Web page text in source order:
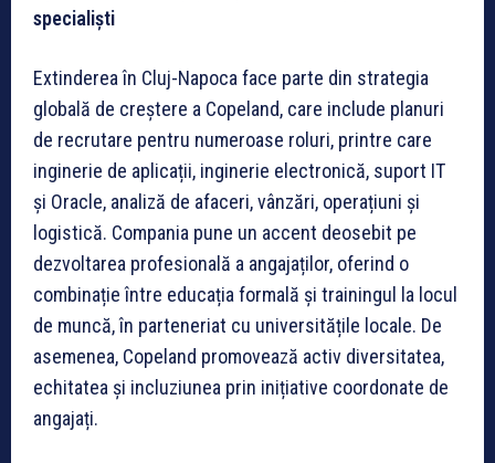
specialiști
Extinderea în Cluj-Napoca face parte din strategia
globală de creștere a Copeland, care include planuri
de recrutare pentru numeroase roluri, printre care
inginerie de aplicații, inginerie electronică, suport IT
și Oracle, analiză de afaceri, vânzări, operațiuni și
logistică. Compania pune un accent deosebit pe
dezvoltarea profesională a angajaților, oferind o
combinație între educația formală și trainingul la locul
de muncă, în parteneriat cu universitățile locale. De
asemenea, Copeland promovează activ diversitatea,
echitatea și incluziunea prin inițiative coordonate de
angajați.